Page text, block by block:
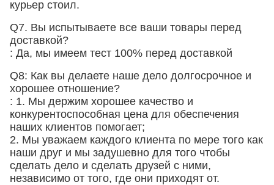
курьер стоил.
Q7. Вы испытываете все ваши товары перед
доставкой?
: Да, мы имеем тест 100% перед доставкой
Q8: Как вы делаете наше дело долгосрочное и
хорошее отношение?
: 1. Мы держим хорошее качество и
конкурентоспособная цена для обеспечения
наших клиентов помогает;
2. Мы уважаем каждого клиента по мере того как
наши друг и мы задушевно для того чтобы
сделать дело и сделать друзей с ними,
независимо от того, где они приходят от.